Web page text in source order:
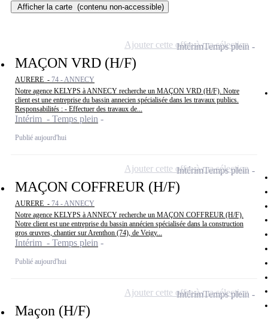
Afficher la carte (contenu non-accessible)
MAÇON VRD (H/F)
AURERE - 74 - ANNECY
Notre agence KELYPS à ANNECY recherche un MAÇON VRD (H/F). Notre
client est une entreprise du bassin annecien spécialisée dans les travaux publics.
Responsabilités : - Effectuer des travaux de...
Intérim - Temps plein
Publié aujourd'hui
IntérimTemps plein
Ajouter cette offre à ma sélection
MAÇON COFFREUR (H/F)
AURERE - 74 - ANNECY
Notre agence KELYPS à ANNECY recherche un MAÇON COFFREUR (H/F).
Notre client est une entreprise du bassin annécien spécialisée dans la construction
gros œuvres, chantier sur Arenthon (74), de Veigy...
Intérim - Temps plein
Publié aujourd'hui
IntérimTemps plein
Ajouter cette offre à ma sélection
Maçon (H/F)
IntérimTemps plein
Ajouter cette offre à ma sélection